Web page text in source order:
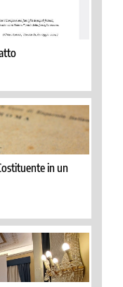
in un